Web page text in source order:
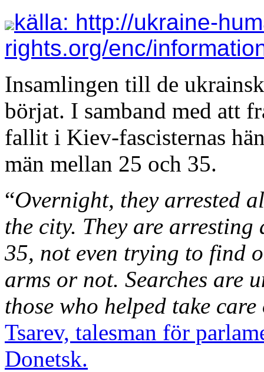
källa: http://ukraine-
rights.org/enc/
Insamlingen till de
börjat. I samband med att
fallit i Kiev-fascisternas
män mellan 25 och 35.
“Overnight, they arrested
the city. They are
35, not even trying to find
arms or not. Searches are
those who helped take
Tsarev, talesman för
Donetsk.